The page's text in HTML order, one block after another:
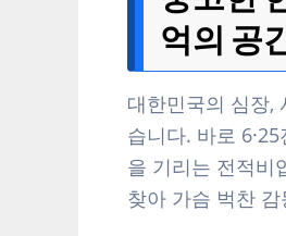
억의 공
대한민국의 심장,
습니다. 바로
을 기리는 전적비
찾아 가슴 벅찬 감